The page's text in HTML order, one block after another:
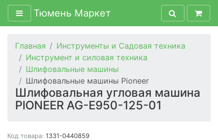
Тюмень Маркет
Главная
Инструменты и Садовая техника
Инструмент и силовая техника
Шлифовальные машины
Шлифовальные машины Pioneer
Шлифовальная угловая машина
PIONEER AG-E950-125-01
Код товара: 1331-0440859